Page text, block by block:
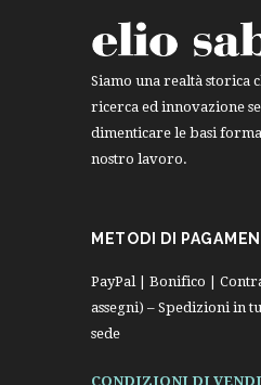
Siamo una realtà storica
ricerca ed innovazione
dimenticare le basi
nostro lavoro.
METODI DI
PayPal | Bonifico |
assegni) – Spedizioni in
sede
CONDIZIONI DI